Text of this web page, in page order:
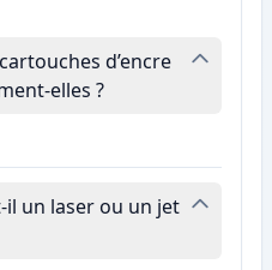
d’encre
elles ?
il un laser ou un jet